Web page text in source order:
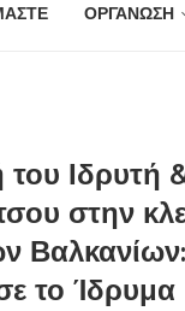
ΟΡΓΑΝΩΣΗ
του
στην
το